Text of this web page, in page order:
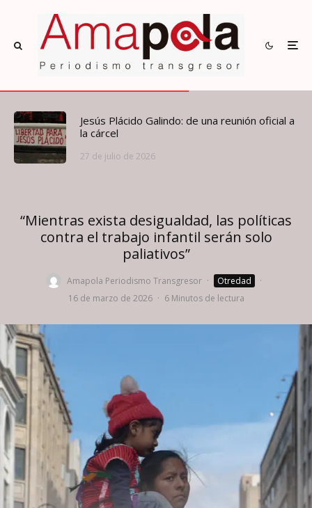
Jesús Plácido Galindo: de una reunión oficial a
la cárcel
27 de julio de 2026
“Mientras exista desigualdad, las políticas
contra el trabajo infantil serán solo
paliativos”
Amapola Periodismo Transgresor · Otredad
·
16 de marzo de 2026 · 6 Minutos de lectura